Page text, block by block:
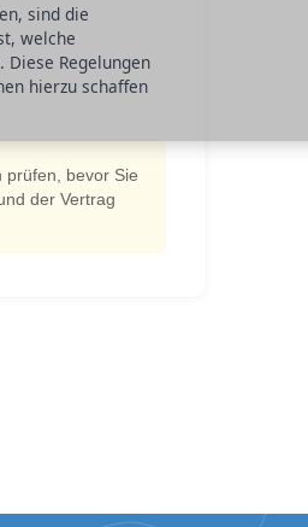
sind die
welche
Regelungen
hierzu schaffen
prüfen, bevor Sie
der Vertrag